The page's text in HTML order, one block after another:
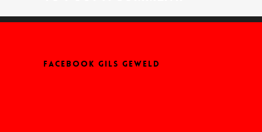
FACEBOOK GILS GEWELD